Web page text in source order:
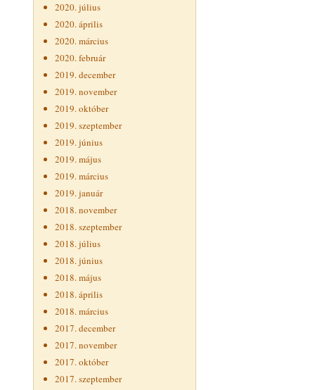
2020. július
2020. április
2020. március
2020. február
2019. december
2019. november
2019. október
2019. szeptember
2019. június
2019. május
2019. március
2019. január
2018. november
2018. szeptember
2018. július
2018. június
2018. május
2018. április
2018. március
2017. december
2017. november
2017. október
2017. szeptember